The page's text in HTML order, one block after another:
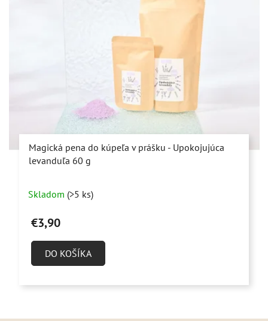
Magická pena do kúpeľa v prášku - Upokojujúca
levanduľa 60 g
hodnotenie
produktu
z
Skladom (>5 ks)
€3,90
DO KOŠÍKA